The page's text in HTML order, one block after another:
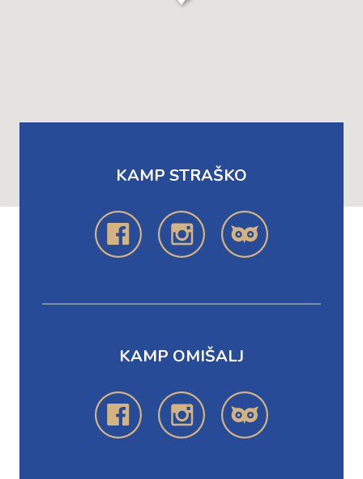
KAMP STRAŠKO
KAMP OMIŠALJ